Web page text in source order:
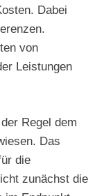
Dabei
von
Leistungen
Regel dem
Das
die
zunächst die